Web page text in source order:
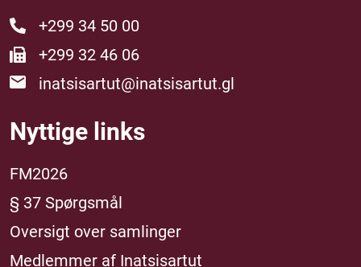
+299 34 50 00
+299 32 46 06
inatsisartut@inatsisartut.gl
Nyttige links
FM2026
§ 37 Spørgsmål
Oversigt over samlinger
Medlemmer af Inatsisartut